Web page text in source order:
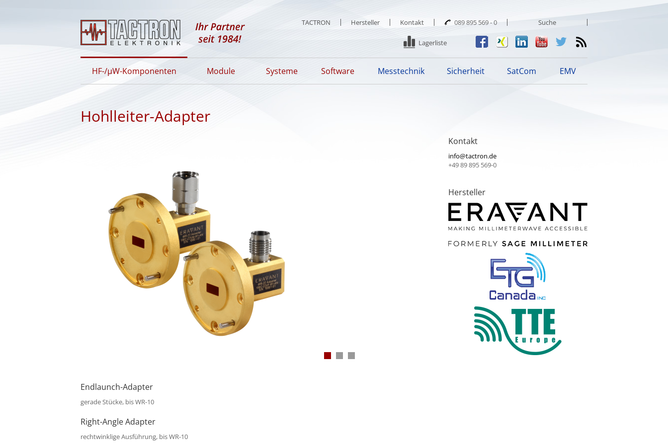
089 895 569 - 0
Kontakt
Hersteller
TACTRON
Lagerliste
HF-/µW-Komponenten Module Systeme Software Messtechnik Sicherheit SatCom EMV
Kontakt
info@tactron.de
+49 89 895 569-0
Hersteller
Hohlleiter-Adapter
Endlaunch-Adapter
gerade Stücke, bis WR-10
Right-Angle Adapter
rechtwinklige Ausführung, bis WR-10